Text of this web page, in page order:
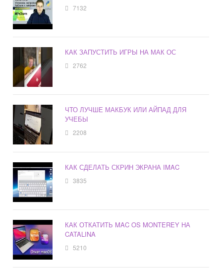
7132
КАК ЗАПУСТИТЬ ИГРЫ НА МАК ОС
2762
ЧТО ЛУЧШЕ МАКБУК ИЛИ АЙПАД ДЛЯ
УЧЕБЫ
2208
КАК СДЕЛАТЬ СКРИН ЭКРАНА IMAC
3835
КАК ОТКАТИТЬ MAC OS MONTEREY НА
CATALINA
5210